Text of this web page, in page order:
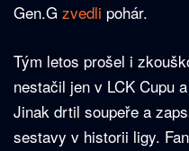
Gen.G zvedli pohár.
Tým letos prošel i
nestačil jen v LCK Cupu
Jinak drtil soupeře a
sestavy v historii ligy.